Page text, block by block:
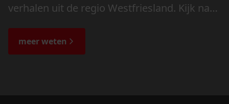
verhalen uit de regio Westfriesland. Kijk naar
de bijzondere verhalen.
meer weten